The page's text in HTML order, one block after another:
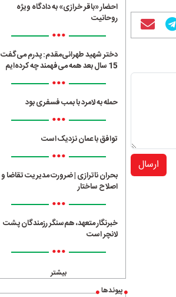
ارسال
احضار «باقر خرازی» به دادگاه ویژه
روحانیت
•••
دختر شهید طهرانی‌مقدم: پدرم می‌گفت
15 سال بعد همه می‌فهمند چه کرده‌ایم
•••
حمله به لامرد با بمب فسفری بود
•••
توافق با عمان نزدیک است
•••
بحران ناترازی | ضرورت مدیریت تقاضا و
اصلاح ساختار
•••
خبرنگار متعهد، هم‌سنگر رزمندگان پشت
لانچر است
•••
بیشتر
پیوندها